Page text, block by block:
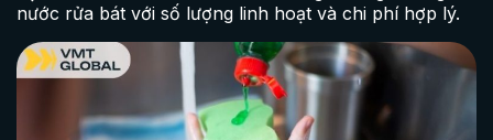
nước rửa bát với số lượng linh hoạt và chi phí hợp lý.